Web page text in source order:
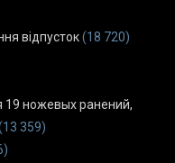
відпусток(18 720)
ножевых ранений,
359)